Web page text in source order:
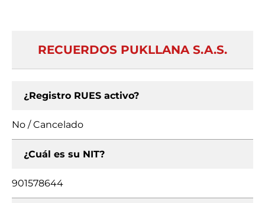
RECUERDOS PUKLLANA S.A.S.
¿Registro RUES activo?
No / Cancelado
¿Cuál es su NIT?
901578644